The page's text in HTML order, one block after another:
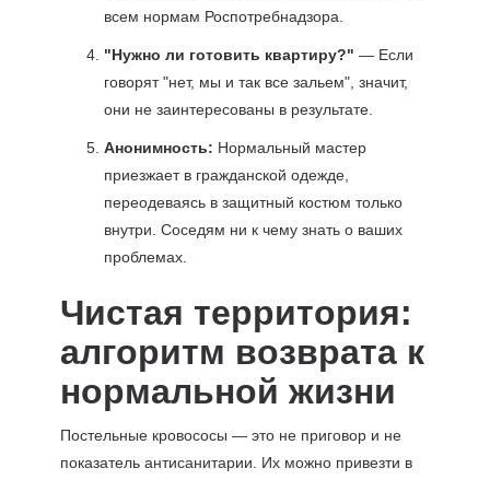
всем нормам Роспотребнадзора.
"Нужно ли готовить квартиру?" — Если
говорят "нет, мы и так все зальем", значит,
они не заинтересованы в результате.
Анонимность: Нормальный мастер
приезжает в гражданской одежде,
переодеваясь в защитный костюм только
внутри. Соседям ни к чему знать о ваших
проблемах.
Чистая территория:
алгоритм возврата к
нормальной жизни
Постельные кровососы — это не приговор и не
показатель антисанитарии. Их можно привезти в